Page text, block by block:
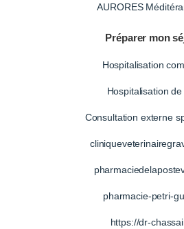
AURORES
Préparer mon
Hospitalisation
Hospitalisation
Consultation externe
pharmacie-petri-
https://dr-